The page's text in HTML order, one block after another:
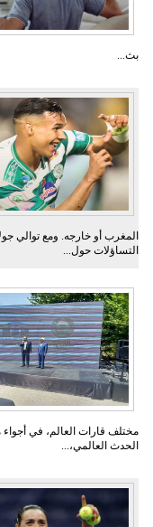
بث...
المغرب أو خارجه. ومع توالي
التساؤلات حول...
مختلف قارات العالم، في
الحدث العالمي،...